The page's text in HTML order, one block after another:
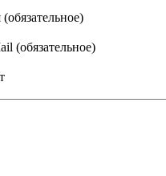
(обязательное)